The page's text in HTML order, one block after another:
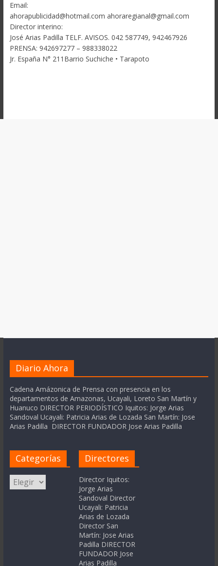
Email:
ahorapublicidad@hotmail.com ahoraregianal@gmail.com
Director interino:
José Arias Padilla TELF. AVISOS. 042 587749, 942467926
PRENSA: 942697277 – 988338022
Jr. España N° 211Barrio Suchiche • Tarapoto
Diario Ahora
Cadena Amázonica de Prensa con presencia en los
departamentos de Amazonas, Ucayali, Loreto San Martín y
Huanuco DIRECTOR PERIODÍSTICO Iquitos: Jorge Arias
Sandoval Ucayali: Patricia Arias de Lozada San Martín: Jose
Arias Padilla DIRECTOR FUNDADOR Jose Arias Padilla
Categorías
Categorías
Directores
Director Iquitos:
Jorge Arias
Sandoval Director
Ucayali: Patricia
Arias de Lozada
Director San
Martín: Jose Arias
Padilla DIRECTOR
FUNDADOR Jose
Arias Padilla